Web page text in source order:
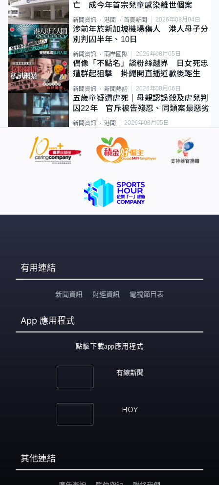
亡 成今年首宗兒童感染離世個案
新聞資訊 港聞 首頁新聞 2026年08月04日
涉前年於新加坡機場傷人 港人母子分
別判囚半年、10日
新聞資訊 兩岸國際 2026年08月05日
偶像「不點名」談粉絲越界 日女死忠
遭群起狙擊 掛繩開直播道歉後輕生
新聞資訊 新聞熱話 2026年08月06日
五歲童疑遭虐死｜母親認誤殺及虐兒判
囚22年 官斥被告殘忍、同類案最惡劣
新聞資訊 港聞 2026年08月05日
有用連結
新聞資訊 財經資訊 電視節目表
App 應用程式
點擊下載app應用程式
有線新聞
HOY
其他連結